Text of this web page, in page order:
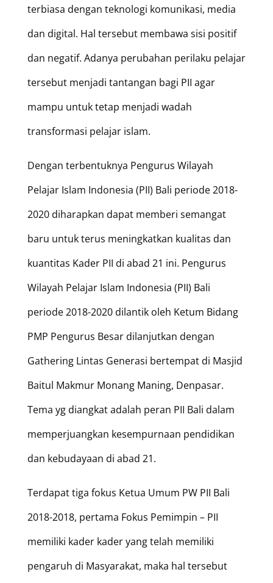
terbiasa dengan teknologi komunikasi, media
dan digital. Hal tersebut membawa sisi positif
dan negatif. Adanya perubahan perilaku pelajar
tersebut menjadi tantangan bagi PII agar
mampu untuk tetap menjadi wadah
transformasi pelajar islam.
Dengan terbentuknya Pengurus Wilayah
Pelajar Islam Indonesia (PII) Bali periode 2018-
2020 diharapkan dapat memberi semangat
baru untuk terus meningkatkan kualitas dan
kuantitas Kader PII di abad 21 ini. Pengurus
Wilayah Pelajar Islam Indonesia (PII) Bali
periode 2018-2020 dilantik oleh Ketum Bidang
PMP Pengurus Besar dilanjutkan dengan
Gathering Lintas Generasi bertempat di Masjid
Baitul Makmur Monang Maning, Denpasar.
Tema yg diangkat adalah peran PII Bali dalam
memperjuangkan kesempurnaan pendidikan
dan kebudayaan di abad 21.
Terdapat tiga fokus Ketua Umum PW PII Bali
2018-2018, pertama Fokus Pemimpin – PII
memiliki kader kader yang telah memiliki
pengaruh di Masyarakat, maka hal tersebut